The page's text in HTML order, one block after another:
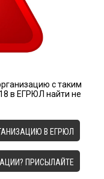
с таким
в ЕГРЮЛ найти не
В ЕГРЮЛ
ПРИСЫЛАЙТЕ